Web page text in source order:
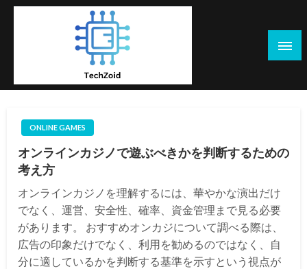
Skip
ONLINE GAMES
オンラインカジノで遊ぶべきかを判断するための
考え方
オンラインカジノを理解するには、華やかな演出だけ
でなく、運営、安全性、確率、資金管理まで見る必要
があります。 おすすめオンカジについて調べる際は、
広告の印象だけでなく、利用を勧めるのではなく、自
分に適しているかを判断する基準を示すという視点が